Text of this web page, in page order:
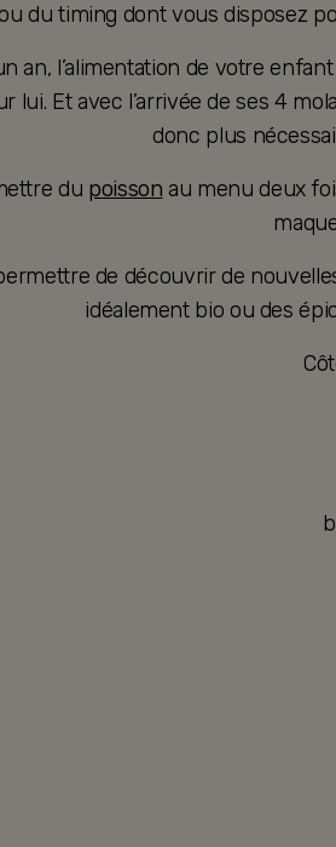
du timing dont vous disposez
an, l’alimentation de votre
lui. Et avec l’arrivée de ses 4
donc plus
du poisson au menu deux
de découvrir de
idéalement bio ou des